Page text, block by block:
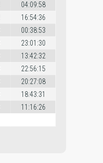
04:09:58
16:54:36
00:38:53
23:01:30
13:42:32
22:56:15
20:27:08
18:43:31
11:16:26